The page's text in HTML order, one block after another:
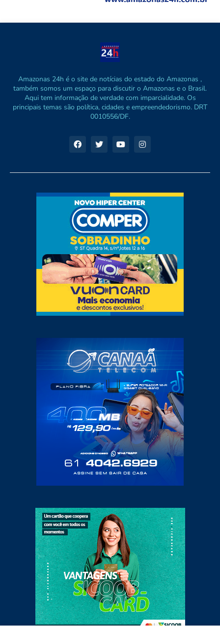
Amazonas 24h é o site de notícias do estado do Amazonas ,
também somos um espaço para discutir o Amazonas e o Brasil.
Aqui tem informação de verdade com imparcialidade. Os
principais temas são política, cidades e empreendedorismo. DRT
0010556/DF.